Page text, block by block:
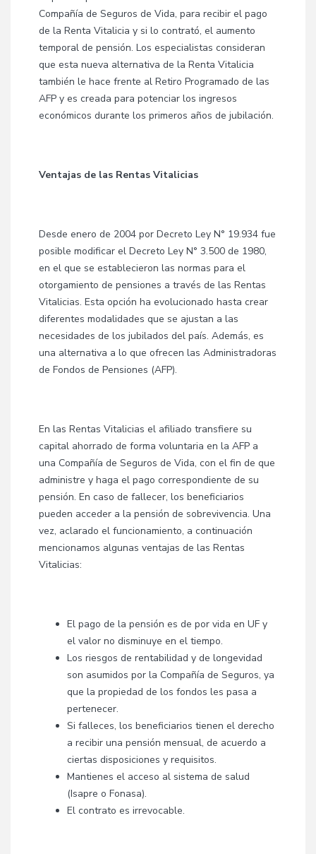
Compañía de Seguros de Vida, para recibir el pago
de la Renta Vitalicia y si lo contrató, el aumento
temporal de pensión. Los especialistas consideran
que esta nueva alternativa de la Renta Vitalicia
también le hace frente al Retiro Programado de las
AFP y es creada para potenciar los ingresos
económicos durante los primeros años de jubilación.
Ventajas de las Rentas Vitalicias
Desde enero de 2004 por Decreto Ley N° 19.934 fue
posible modificar el Decreto Ley N° 3.500 de 1980,
en el que se establecieron las normas para el
otorgamiento de pensiones a través de las Rentas
Vitalicias. Esta opción ha evolucionado hasta crear
diferentes modalidades que se ajustan a las
necesidades de los jubilados del país. Además, es
una alternativa a lo que ofrecen las Administradoras
de Fondos de Pensiones (AFP).
En las Rentas Vitalicias el afiliado transfiere su
capital ahorrado de forma voluntaria en la AFP a
una Compañía de Seguros de Vida, con el fin de que
administre y haga el pago correspondiente de su
pensión. En caso de fallecer, los beneficiarios
pueden acceder a la pensión de sobrevivencia. Una
vez, aclarado el funcionamiento, a continuación
mencionamos algunas ventajas de las Rentas
Vitalicias:
El pago de la pensión es de por vida en UF y
el valor no disminuye en el tiempo.
Los riesgos de rentabilidad y de longevidad
son asumidos por la Compañía de Seguros, ya
que la propiedad de los fondos les pasa a
pertenecer.
Si falleces, los beneficiarios tienen el derecho
a recibir una pensión mensual, de acuerdo a
ciertas disposiciones y requisitos.
Mantienes el acceso al sistema de salud
(Isapre o Fonasa).
El contrato es irrevocable.